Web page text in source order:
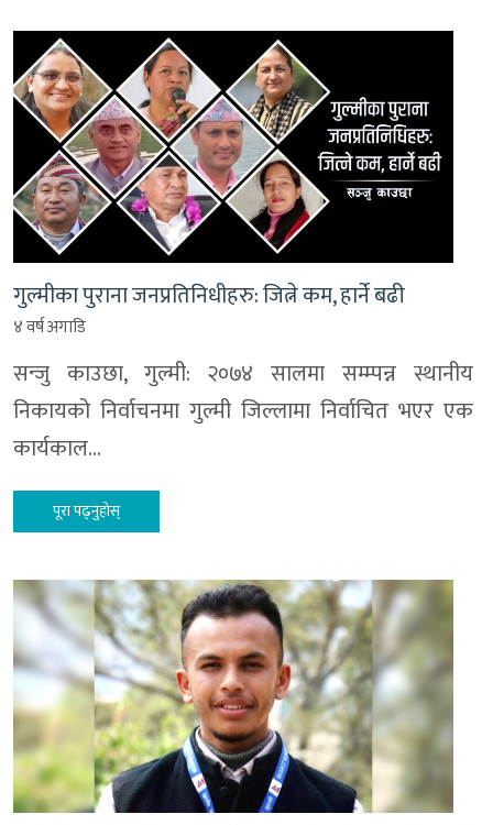
गुल्मीका पुराना जनप्रतिनिधीहरु: जित्ने कम, हार्ने बढी
४ वर्ष अगाडि
सन्जु काउछा, गुल्मी: २०७४ सालमा सम्म्पन्न स्थानीय
निकायको निर्वाचनमा गुल्मी जिल्लामा निर्वाचित भएर एक
कार्यकाल…
पूरा पढ्नुहोस्